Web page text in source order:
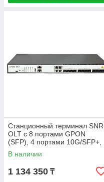
Станционный терминал SNR
OLT с 8 портами GPON
(SFP), 4 портами 10G/SFP+,
4 комбо-портами
10/100/1000-Base-T/SFP
В наличии
1 134 350 ₸